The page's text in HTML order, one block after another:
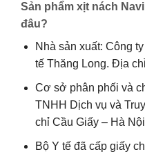
Sản phẩm xịt nách
đâu?
Nhà sản xuất: Công
tế Thăng Long. Địa
Cơ sở phân phối và
TNHH Dịch vụ và
chỉ Cầu Giấy – Hà
Bộ Y tế đã cấp giấy